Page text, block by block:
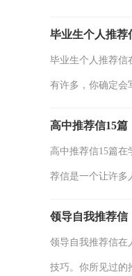
毕业生个人推荐
毕业生个人推荐信
有许多，你确定会
高中推荐信15篇
高中推荐信15篇
荐信是一个让许多
领导自我推荐信
领导自我推荐信在
技巧。你所见过的